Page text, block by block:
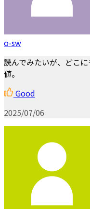
o-sw
読んでみたいが、どこ
値。
Good
2025/07/06